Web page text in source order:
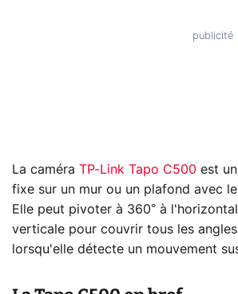
La caméra TP-Link Tapo C500 est
fixe sur un mur ou un plafond avec
Elle peut pivoter à 360° à
verticale pour couvrir tous les
lorsqu'elle détecte un mouvement